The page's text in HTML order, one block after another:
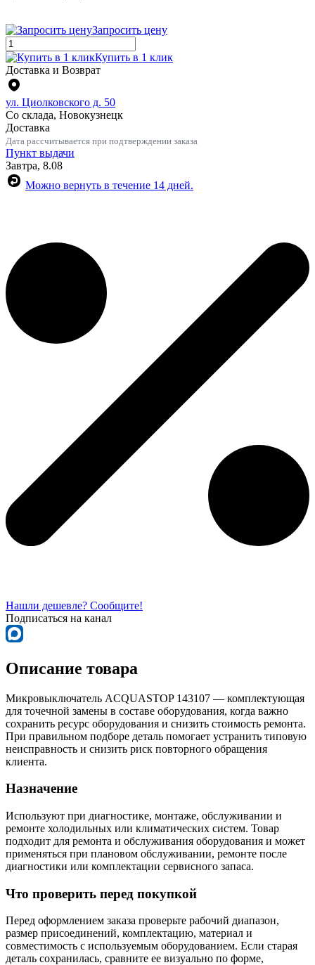
Запросить цену
Купить в 1 клик
Доставка и Возврат
ул. Циолковского д. 50
Со склада, Новокузнецк
Доставка
Дата рассчитывается при подтверждении заказа
Пункт выдачи
Завтра, 8.08
Можно вернуть в течение 14 дней.
Нашли дешевле? Сообщите!
Подписаться на канал
Описание товара
Микровыключатель ACQUASTOP 143107 — комплектующая
для точечной замены в составе оборудования, когда важно
сохранить ресурс оборудования и снизить стоимость ремонта.
При правильном подборе деталь помогает устранить типовую
неисправность и снизить риск повторного обращения
клиента.
Назначение
Используют при диагностике, монтаже, обслуживании и
ремонте холодильных или климатических систем. Товар
подходит для ремонта и обслуживания оборудования и может
применяться при плановом обслуживании, ремонте после
диагностики или комплектации сервисного запаса.
Что проверить перед покупкой
Перед оформлением заказа проверьте рабочий диапазон,
размер присоединений, комплектацию, материал и
совместимость с используемым оборудованием. Если старая
деталь сохранилась, сравните ее визуально по форме,